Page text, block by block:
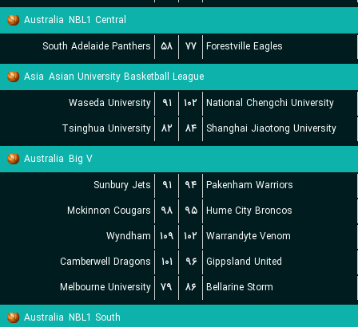
Australia NBL1 Central
South Adelaide Panthers
۵۸ ۷۷
Forestville Eagles
Asia Asian University Basketball League
Waseda University
۹۱ ۱۰۲
National Chengchi University
Tsinghua University
۸۲ ۸۴
Shanghai Jiaotong University
Australia Big V
Sunbury Jets
۹۱ ۹۴
Pakenham Warriors
Mckinnon Cougars
۹۸ ۹۵
Hume City Broncos
Wyndham
۱۰۹ ۱۰۲
Warrandyte Venom
Camberwell Dragons
۱۰۱ ۹۶
Gippsland United
Melbourne University
۷۹ ۸۶
Bellarine Storm
Australia NBL1 South